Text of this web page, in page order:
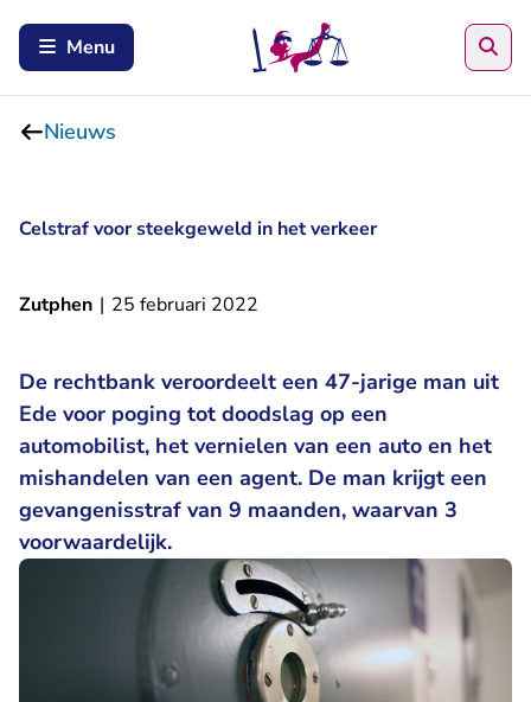
Menu
Nieuws
Celstraf voor steekgeweld in het verkeer
Zutphen | 25 februari 2022
De rechtbank veroordeelt een 47-jarige man uit
Ede voor poging tot doodslag op een
automobilist, het vernielen van een auto en het
mishandelen van een agent. De man krijgt een
gevangenisstraf van 9 maanden, waarvan 3
voorwaardelijk.